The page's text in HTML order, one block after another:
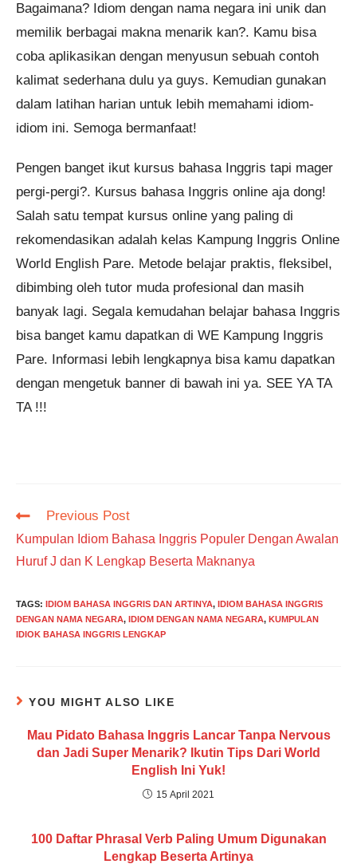
Bagaimana? Idiom dengan nama negara ini unik dan
memilik berbagai makna menarik kan?. Kamu bisa
coba aplikasikan dengan menyusun sebuah contoh
kalimat sederhana dulu ya guys. Kemudian gunakan
dalam latihan harian untuk lebih memahami idiom-
idiom ini. Semoga bermanfaat!
Pengen banget ikut kursus bahasa Inggris tapi mager
pergi-pergi?. Kursus bahasa Inggris online aja dong!
Salah satu tempat kursus online yang paling di
rekomendasikan adalah kelas Kampung Inggris Online
World English Pare. Metode belajar praktis, fleksibel,
dibimbing oleh tutor muda profesional dan masih
banyak lagi. Segala kemudahan belajar bahasa Inggris
bisa banget kamu dapatkan di WE Kampung Inggris
Pare. Informasi lebih lengkapnya bisa kamu dapatkan
dengan mengetuk banner di bawah ini ya. SEE YA TA
TA !!!
Read
articles
Previous Post
Kumpulan Idiom Bahasa Inggris Populer Dengan Awalan
Huruf J dan K Lengkap Beserta Maknanya
TAGS: IDIOM BAHASA INGGRIS DAN ARTINYA, IDIOM BAHASA INGGRIS
DENGAN NAMA NEGARA, IDIOM DENGAN NAMA NEGARA, KUMPULAN
IDIOK BAHASA INGGRIS LENGKAP
YOU MIGHT ALSO LIKE
Mau Pidato Bahasa Inggris Lancar Tanpa Nervous
dan Jadi Super Menarik? Ikutin Tips Dari World
English Ini Yuk!
15 April 2021
100 Daftar Phrasal Verb Paling Umum Digunakan
Lengkap Beserta Artinya